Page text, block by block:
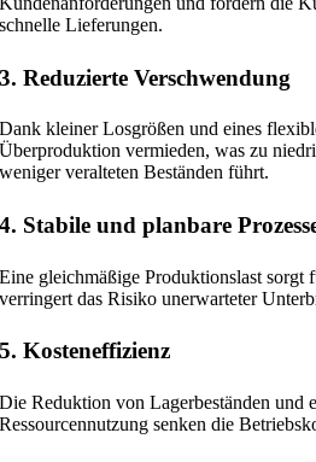
schnelle Lieferungen.
3. Reduzierte Verschwendung
Dank kleiner Losgrößen und eines
Überproduktion vermieden, was zu
weniger veralteten Beständen führt.
4. Stabile und planbare
Eine gleichmäßige Produktionslast sorgt
verringert das Risiko unerwarteter
5. Kosteneffizienz
Die Reduktion von Lagerbeständen und
Ressourcennutzung senken die